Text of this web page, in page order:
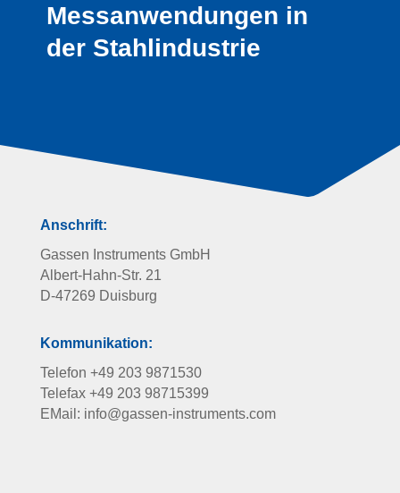
Messanwendungen in
der Stahlindustrie
Anschrift:
Gassen Instruments GmbH
Albert-Hahn-Str. 21
D-47269 Duisburg
Kommunikation:
Telefon +49 203 9871530
Telefax +49 203 98715399
EMail: info@gassen-instruments.com